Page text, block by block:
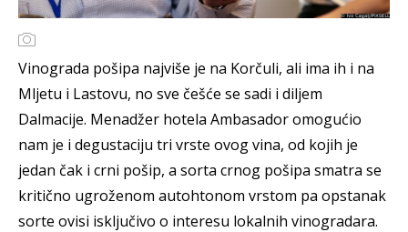
Vinograda pošipa najviše je na Korčuli, ali ima ih i na
Mljetu i Lastovu, no sve češće se sadi i diljem
Dalmacije. Menadžer hotela Ambasador omogućio
nam je i degustaciju tri vrste ovog vina, od kojih je
jedan čak i crni pošip, a sorta crnog pošipa smatra se
kritično ugroženom autohtonom vrstom pa opstanak
sorte ovisi isključivo o interesu lokalnih vinogradara.